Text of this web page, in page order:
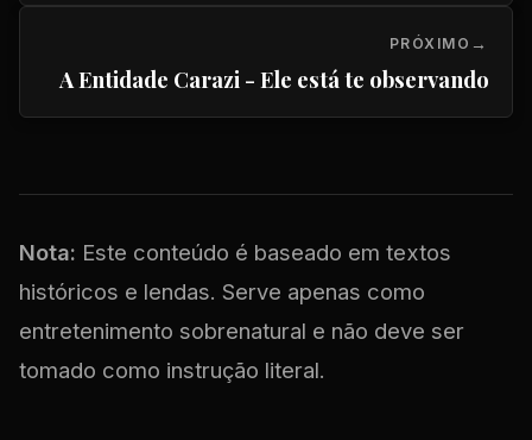
PRÓXIMO
A Entidade Carazi - Ele está te observando
Nota: Este conteúdo é baseado em textos
históricos e lendas. Serve apenas como
entretenimento sobrenatural e não deve ser
tomado como instrução literal.